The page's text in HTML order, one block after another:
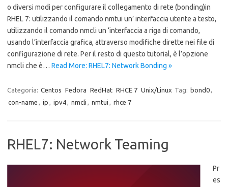
o diversi modi per configurare il collegamento di rete (bonding)in
RHEL 7: utilizzando il comando nmtui un’ interfaccia utente a testo,
utilizzando il comando nmcli un ‘interfaccia a riga di comando,
usando l’interfaccia grafica, attraverso modifiche dirette nei file di
configurazione di rete. Per il resto di questo tutorial, è l’opzione
nmcli che è… Read More: RHEL7: Network Bonding »
Categoria: Centos Fedora RedHat RHCE 7 Unix/Linux Tag: bond0,
con-name , ip , ipv4, nmcli , nmtui , rhce 7
RHEL7: Network Teaming
Pr
es